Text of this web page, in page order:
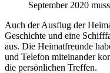
September 2020
Auch der Ausflug der
Geschichte und eine
aus. Die Heimatfreunde
und Telefon miteinander
die persönlichen Treffen.